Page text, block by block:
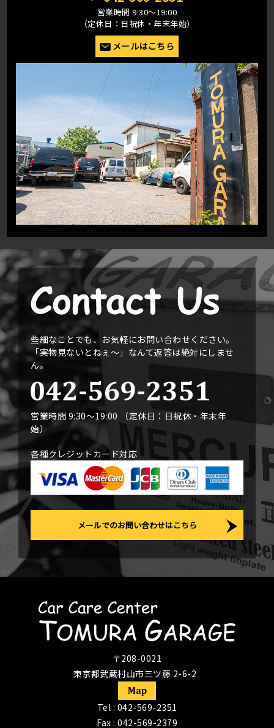
営業時間 9:30〜19:00
（定休日：日祝休・年末年始）
メールはこちら
些細なことでも、お気軽にお問い合わせください。
「実物見ないとねぇ〜」なんて返答は絶対にしませ
ん。
営業時間 9:30〜19:00 （定休日：日祝休・年末年
始）
各種クレジットカード対応
メールでのお問い合わせはこちら
〒208-0021
東京都武蔵村山市三ツ藤 2-6-2
Tel : 042-569-2351
Fax : 042-569-2379